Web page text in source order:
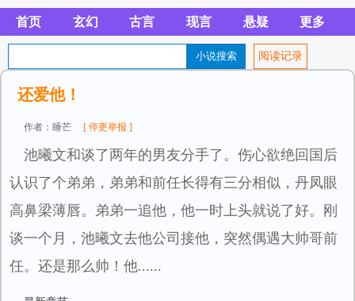
首页 玄幻 古言 现言 悬疑 更多
阅读记录
还爱他！
作者：睡芒 [ 停更举报 ]
池曦文和谈了两年的男友分手了。伤心欲绝回国后
认识了个弟弟，弟弟和前任长得有三分相似，丹凤眼
高鼻梁薄唇。弟弟一追他，他一时上头就说了好。刚
谈一个月，池曦文去他公司接他，突然偶遇大帅哥前
任。还是那么帅！他......